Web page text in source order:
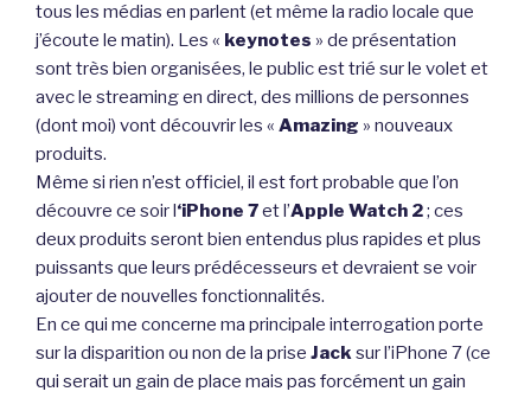
tous les médias en parlent (et même la radio locale que
j’écoute le matin). Les « keynotes » de présentation
sont très bien organisées, le public est trié sur le volet et
avec le streaming en direct, des millions de personnes
(dont moi) vont découvrir les « Amazing » nouveaux
produits.
Même si rien n’est officiel, il est fort probable que l’on
découvre ce soir l‘iPhone 7et l’Apple Watch 2; ces
deux produits seront bien entendus plus rapides et plus
puissants que leurs prédécesseurs et devraient se voir
ajouter de nouvelles fonctionnalités.
En ce qui me concerne ma principale interrogation porte
sur la disparition ou non de la prise Jacksur l’iPhone 7 (ce
qui serait un gain de place mais pas forcément un gain